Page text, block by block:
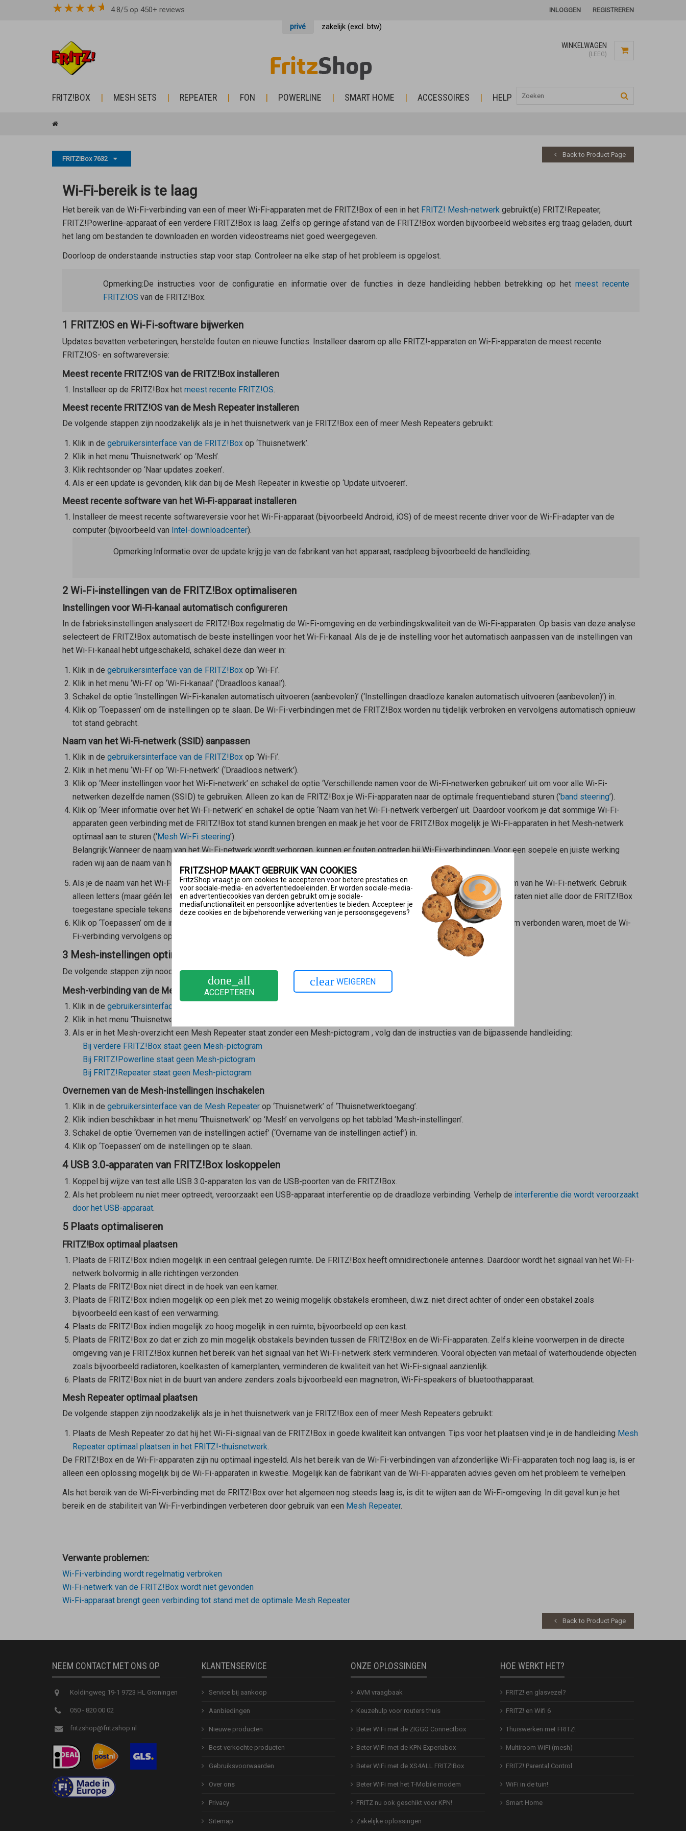
★★★★ 4.8/5 op 450+ reviews INLOGGEN REGISTREREN
privé zakelijk (excl. btw)
WINKELWAGEN
(LEEG)
FRITZ!BOX MESH SETS REPEATER FON POWERLINE SMART HOME ACCESSOIRES HELP
FRITZ!Box 7632
Back to Product Page
Wi-Fi-bereik is te laag
Het bereik van de Wi-Fi-verbinding van een of meer Wi-Fi-apparaten met de FRITZ!Box of een in het FRITZ! Mesh-netwerk gebruikt(e) FRITZ!Repeater,
FRITZ!Powerline-apparaat of een verdere FRITZ!Box is laag. Zelfs op geringe afstand van de FRITZ!Box worden bijvoorbeeld websites erg traag geladen, duurt
het lang om bestanden te downloaden en worden videostreams niet goed weergegeven.
Doorloop de onderstaande instructies stap voor stap. Controleer na elke stap of het probleem is opgelost.
Opmerking: De instructies voor de configuratie en informatie over de functies in deze handleiding hebben betrekking op het meest recente
FRITZ!OS van de FRITZ!Box.
1 FRITZ!OS en Wi-Fi-software bijwerken
Updates bevatten verbeteringen, herstelde fouten en nieuwe functies. Installeer daarom op alle FRITZ!-apparaten en Wi-Fi-apparaten de meest recente
FRITZ!OS- en softwareversie:
Meest recente FRITZ!OS van de FRITZ!Box installeren
Installeer op de FRITZ!Box het meest recente FRITZ!OS.
Meest recente FRITZ!OS van de Mesh Repeater installeren
De volgende stappen zijn noodzakelijk als je in het thuisnetwerk van je FRITZ!Box een of meer Mesh Repeaters gebruikt:
Klik in de gebruikersinterface van de FRITZ!Boxop ‘Thuisnetwerk’.
Klik in het menu ‘Thuisnetwerk’ op ‘Mesh’.
Klik rechtsonder op ‘Naar updates zoeken’.
Als er een update is gevonden, klik dan bij de Mesh Repeaterin kwestie op ‘Update uitvoeren’.
Meest recente software van het Wi-Fi-apparaat installeren
Installeer de meest recente softwareversie voor het Wi-Fi-apparaat (bijvoorbeeld Android, iOS) of de meest recente driver voor de Wi-Fi-adapter van de
computer (bijvoorbeeld van Intel-downloadcenter).
Opmerking:Informatie over de update krijg je van de fabrikant van het apparaat; raadpleeg bijvoorbeeld de handleiding.
2 Wi-Fi-instellingen van de FRITZ!Box optimaliseren
Instellingen voor Wi-Fi-kanaal automatisch configureren
In de fabrieksinstellingen analyseert de FRITZ!Box regelmatig de Wi-Fi-omgeving en de verbindingskwaliteit van de Wi-Fi-apparaten. Op basis van deze analyse
selecteert de FRITZ!Box automatisch de beste instellingen voor het Wi-Fi-kanaal. Als de je de instelling voor het automatisch aanpassen van de instellingen van
het Wi-Fi-kanaal hebt uitgeschakeld, schakel deze dan weer in:
Klik in de gebruikersinterface van de FRITZ!Boxop ‘Wi-Fi’.
Klik in het menu ‘Wi-Fi’ op ‘Wi-Fi-kanaal’ (‘Draadloos kanaal’).
Schakel de optie ‘Instellingen Wi-Fi-kanalen automatisch uitvoeren (aanbevolen)’ (‘Instellingen draadloze kanalen automatisch uitvoeren (aanbevolen)’) in.
Klik op ‘Toepassen’ om de instellingen op te slaan. De Wi-Fi-verbindingen met de FRITZ!Box worden nu tijdelijk verbroken en vervolgens automatisch opnieuw
tot stand gebracht.
Naam van het Wi-Fi-netwerk (SSID) aanpassen
Klik in de gebruikersinterface van de FRITZ!Boxop ‘Wi-Fi’.
Klik in het menu ‘Wi-Fi’ op ‘Wi-Fi-netwerk’ (‘Draadloos netwerk’).
Klik op ‘Meer instellingen voor het Wi-Fi-netwerk’ en schakel de optie ‘Verschillende namen voor de Wi-Fi-netwerken gebruiken’ uit om voor alle Wi-Fi-
netwerken dezelfde namen (SSID) te gebruiken. Alleen zo kan de FRITZ!Box je Wi-Fi-apparaten naar de optimale frequentieband sturen (‘band steering’).
Klik op ‘Meer informatie over het Wi-Fi-netwerk’ en schakel de optie ‘Naam van het Wi-Fi-netwerk verbergen’ uit. Daardoor voorkom je dat sommige Wi-Fi-
apparaten geen verbinding met de FRITZ!Box tot stand kunnen brengen en maak je het voor de FRITZ!Box mogelijk je Wi-Fi-apparaten in het Mesh-netwerk
optimaal aan te sturen (‘Mesh Wi-Fi steering’).
Belangrijk:Wanneer de naam van het Wi-Fi-netwerk wordt verborgen, kunnen er fouten optreden bij Wi-Fi-verbindingen. Voor een soepele en juiste werking
raden wij aan de naam van het Wi-Fi-netwerk niet te verbergen.
Als je de naam van het Wi-Fi-netwerk (SSID) van de FRITZ!Box hebt gewijzigd, verwijder dan alle speciale tekens uit de naam van he Wi-Fi-netwerk. Gebruik
alleen letters (maar géén letters met trema’s of met accenttekens en geen ß), cijfers en spaties, omdat sommige Wi-Fi-apparaten niet alle door de FRITZ!Box
toegestane speciale tekens ondersteunen.
Klik op ‘Toepassen’ om de instellingen op te slaan. Als de Wi-Fi-apparaten alleen met het Wi-Fi-netwerk met een andere naam verbonden waren, moet de Wi-
Fi-verbinding vervolgens opnieuw worden ingesteld.
3 Mesh-instellingen optimaliseren
De volgende stappen zijn noodzakelijk als je in het thuisnetwerk van je FRITZ!Box een of meer
Mesh-verbinding van de Mesh Repeater controleren
Klik in de gebruikersinterface van de FRITZ!Box
Klik in het menu ‘Thuisnetwerk’ op ‘Mesh’.
Als er in het Mesh-overzicht een Mesh Repeaterstaat zonder een Mesh-pictogram , volg dan de instructies van de bijpassende handleiding:
Bij verdere FRITZ!Box staat geen Mesh-pictogram
Bij FRITZ!Powerline staat geen Mesh-pictogram
Bij FRITZ!Repeater staat geen Mesh-pictogram
Overnemen van de Mesh-instellingen inschakelen
Klik in de gebruikersinterface van de Mesh Repeaterop ‘Thuisnetwerk’ of ‘Thuisnetwerktoegang’.
Klik indien beschikbaar in het menu ‘Thuisnetwerk’ op ‘Mesh’ en vervolgens op het tabblad ‘Mesh-instellingen’.
Schakel de optie ‘Overnemen van de instellingen actief’ (‘Overname van de instellingen actief’) in.
Klik op ‘Toepassen’ om de instellingen op te slaan.
4 USB 3.0-apparaten van FRITZ!Box loskoppelen
Koppel bij wijze van test alle USB 3.0-apparaten los van de USB-poorten van de FRITZ!Box.
Als het probleem nu niet meer optreedt, veroorzaakt een USB-apparaat interferentie op de draadloze verbinding. Verhelp de interferentie die wordt veroorzaakt
door het USB-apparaat.
5 Plaats optimaliseren
FRITZ!Box optimaal plaatsen
Plaats de FRITZ!Box indien mogelijk in een centraal gelegen ruimte. De FRITZ!Box heeft omnidirectionele antennes. Daardoor wordt het signaal van het Wi-Fi-
netwerk bolvormig in alle richtingen verzonden.
Plaats de FRITZ!Box niet direct in de hoek van een kamer.
Plaats de FRITZ!Box indien mogelijk op een plek met zo weinig mogelijk obstakels eromheen, d.w.z. niet direct achter of onder een obstakel zoals
bijvoorbeeld een kast of een verwarming.
Plaats de FRITZ!Box indien mogelijk zo hoog mogelijk in een ruimte, bijvoorbeeld op een kast.
Plaats de FRITZ!Box zo dat er zich zo min mogelijk obstakels bevinden tussen de FRITZ!Box en de Wi-Fi-apparaten. Zelfs kleine voorwerpen in de directe
omgeving van je FRITZ!Box kunnen het bereik van het signaal van het Wi-Fi-netwerk sterk verminderen. Vooral objecten van metaal of waterhoudende objecten
zoals bijvoorbeeld radiatoren, koelkasten of kamerplanten, verminderen de kwaliteit van het Wi-Fi-signaal aanzienlijk.
Plaats de FRITZ!Box niet in de buurt van andere zenders zoals bijvoorbeeld een magnetron, Wi-Fi-speakers of bluetoothapparaat.
Mesh Repeater optimaal plaatsen
De volgende stappen zijn noodzakelijk als je in het thuisnetwerk van je FRITZ!Box een of meer Mesh Repeaters gebruikt:
Plaats de Mesh Repeaterzo dat hij het Wi-Fi-signaal van de FRITZ!Box in goede kwaliteit kan ontvangen. Tips voor het plaatsen vind je in de handleiding Mesh
Repeateroptimaal plaatsen in het FRITZ!-thuisnetwerk
De FRITZ!Box en de Wi-Fi-apparaten zijn nu optimaal ingesteld. Als het bereik van de Wi-Fi-verbindingen van afzonderlijke Wi-Fi-apparaten toch nog laag is, is er
alleen een oplossing mogelijk bij de Wi-Fi-apparaten in kwestie. Mogelijk kan de fabrikant van de Wi-Fi-apparaten advies geven om het probleem te verhelpen.
Als het bereik van de Wi-Fi-verbinding met de FRITZ!Box over het algemeen nog steeds laag is, is dit te wijten aan de Wi-Fi-omgeving. In dit geval kun je het
bereik en de stabiliteit van Wi-Fi-verbindingen verbeteren door gebruik van een Mesh Repeater.
Verwante problemen:
Wi-Fi-verbinding wordt regelmatig verbroken
Wi-Fi-netwerk van de FRITZ!Box wordt niet gevonden
Wi-Fi-apparaat brengt geen verbinding tot stand met de optimale Mesh Repeater
Back to Product Page
NEEM CONTACT MET ONS OP
Koldingweg 19-1 9723 HL Groningen
050 - 820 00 02
fritzshop@fritzshop.nl
KLANTENSERVICE
Service bij aankoop
Aanbiedingen
Nieuwe producten
Best verkochte producten
Gebruiksvoorwaarden
Over ons
Privacy
Sitemap
ONZE OPLOSSINGEN
AVM vraagbaak
Keuzehulp voor routers thuis
Beter WiFi met de ZIGGO Connectbox
Beter WiFi met de KPN Experiabox
Beter WiFi met de XS4ALL FRITZ!Box
Beter WiFi met het T-Mobile modem
FRITZ nu ook geschikt voor KPN!
Zakelijke oplossingen
HOE WERKT HET?
FRITZ! en glasvezel?
FRITZ! en Wifi 6
Thuiswerken met FRITZ!
Multiroom WiFi (mesh)
FRITZ! Parental Control
WiFi in de tuin!
Smart Home
FRITZSHOP MAAKT GEBRUIK VAN COOKIES
FritzShop vraagt je om cookies te accepteren voor betere prestaties en
voor sociale-media- en advertentiedoeleinden. Er worden sociale-media-
en advertentiecookies van derden gebruikt om je sociale-
mediafunctionaliteit en persoonlijke advertenties te bieden. Accepteer je
deze cookies en de bijbehorende verwerking van je persoonsgegevens?
done_all
ACCEPTEREN
clear WEIGEREN